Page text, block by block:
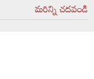
మరిన్ని చదవండి